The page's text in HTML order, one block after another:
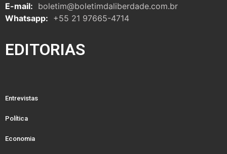
E-mail: boletim@boletimdaliberdade.com.br
Whatsapp: +55 21 97665-4714
EDITORIAS
Entrevistas
Política
Economia